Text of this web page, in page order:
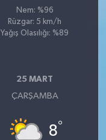
Nem: %96
Rüzgar: 5 km/h
Yağış Olasılığı: %89
25 MART
ÇARŞAMBA
8°